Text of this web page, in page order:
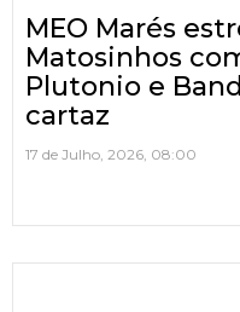
MEO Marés
Matosinhos
Plutonio e
cartaz
17 de Julho, 2026, 08:00